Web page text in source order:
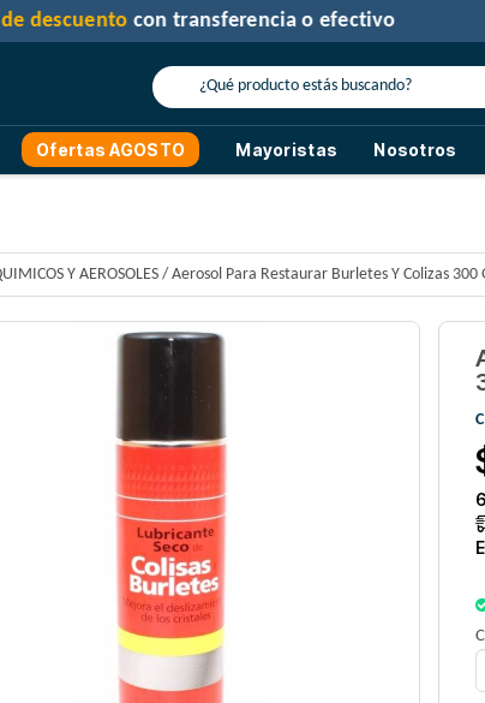
Ofertas AGOSTO Mayoristas Nosotros
30% de descuento
Y AEROSOLES/ Aerosol Para Restaurar Burletes Y Colizas 300
6